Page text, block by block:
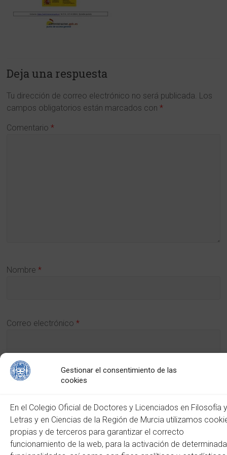
Gestionar el consentimiento de las
cookies
En el Colegio Oficial de Doctores y Licenciados en Filosofía
Letras y en Ciencias de la Región de Murcia utilizamos
propias y de terceros para garantizar el correcto
funcionamiento de la web, para la activación de
y
de
la
Región
de
Deja una respuesta
Tu dirección de correo electrónico no será publicada. Los
campos obligatorios están marcados con*
Comentario*
Nombre*
Correo electrónico*
Web